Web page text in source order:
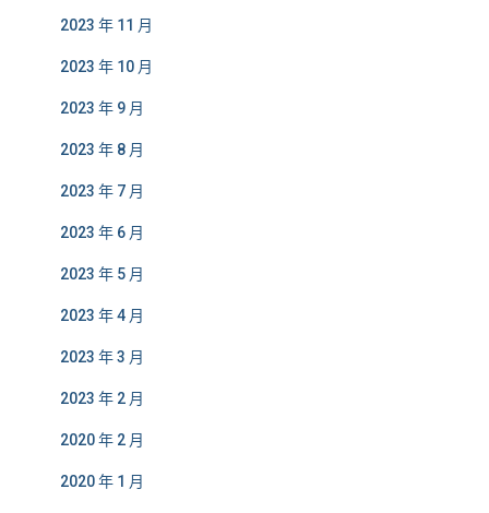
2023 年 11 月
2023 年 10 月
2023 年 9 月
2023 年 8 月
2023 年 7 月
2023 年 6 月
2023 年 5 月
2023 年 4 月
2023 年 3 月
2023 年 2 月
2020 年 2 月
2020 年 1 月